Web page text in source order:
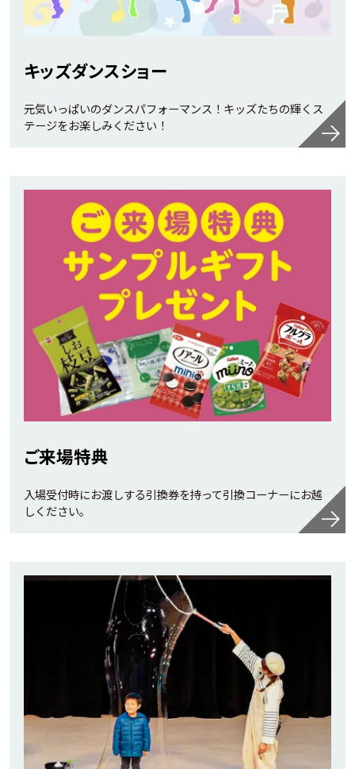
キッズダンスショー
元気いっぱいのダンスパフォーマンス！キッズたちの輝くス
テージをお楽しみください！
ご来場特典
入場受付時にお渡しする引換券を持って引換コーナーにお越
しください。